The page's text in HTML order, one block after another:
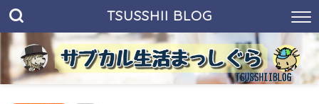
TSUSSHII BLOG